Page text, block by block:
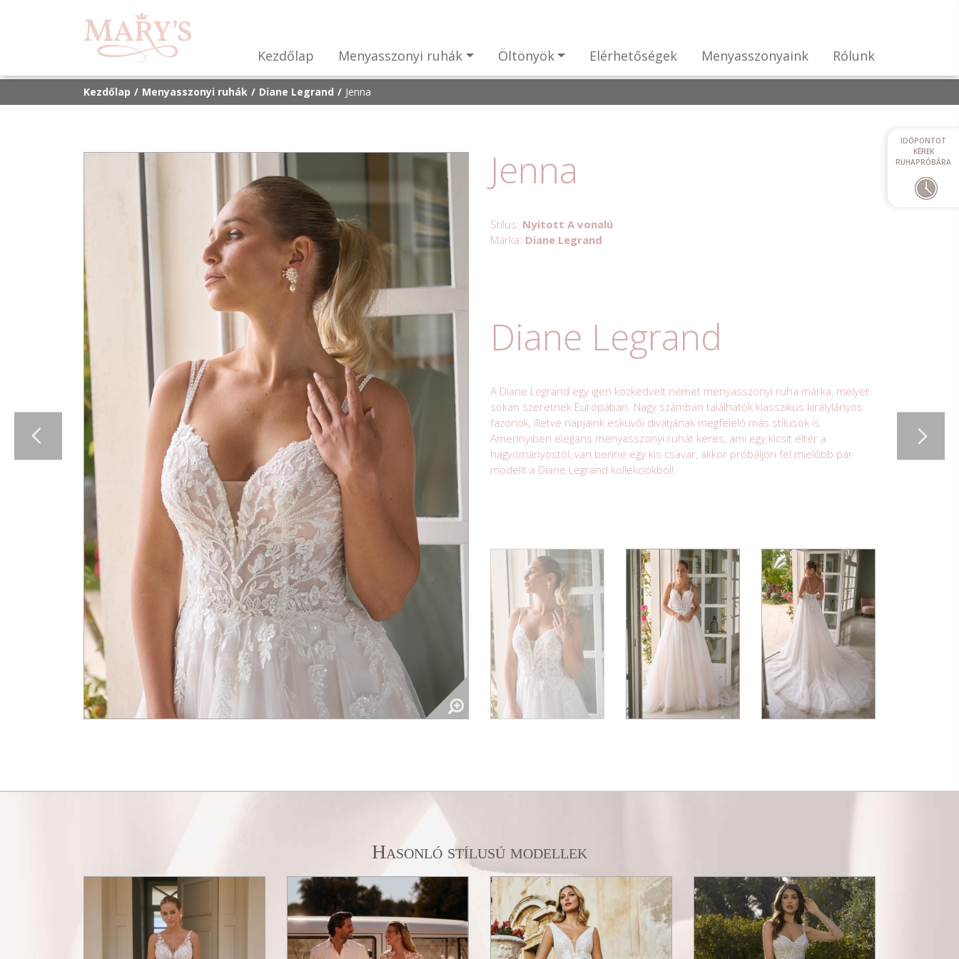
Kezdőlap Menyasszonyi ruhák Öltönyök Elérhetőségek Menyasszonyaink Rólunk
IDŐPONTOT
KÉREK
RUHAPRÓBÁRA
Kezdőlap Menyasszonyi ruhák Diane Legrand Jenna
Jenna
Stílus: Nyitott A vonalú
Márka: Diane Legrand
Diane Legrand
A Diane Legrand egy igen közkedvelt német menyasszonyi ruha márka, melyet
sokan szeretnek Európában. Nagy számban találhatók klasszikus királylányos
fazonok, illetve napjaink esküvői divatjának megfelelő más stílusok is.
Amennyiben elegáns menyasszonyi ruhát keres, ami egy kicsit eltér a
hagyományostól, van benne egy kis csavar, akkor próbáljon fel mielőbb pár
modellt a Diane Legrand kollekciókból!
Hasonló stílusú modellek